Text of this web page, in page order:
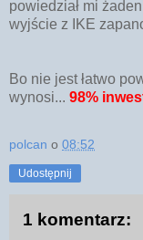
powiedział mi
wyjście z IKE
Bo nie jest łatwo
wynosi... 98%
polcan o 08:52
Udostępnij
1 komentarz: